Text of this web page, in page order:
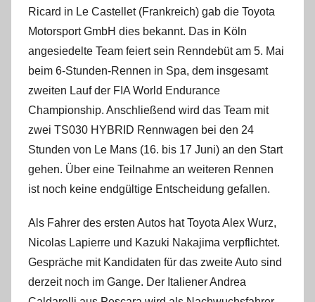
Ricard in Le Castellet (Frankreich) gab die Toyota
Motorsport GmbH dies bekannt. Das in Köln
angesiedelte Team feiert sein Renndebüt am 5. Mai
beim 6-Stunden-Rennen in Spa, dem insgesamt
zweiten Lauf der FIA World Endurance
Championship. Anschließend wird das Team mit
zwei TS030 HYBRID Rennwagen bei den 24
Stunden von Le Mans (16. bis 17 Juni) an den Start
gehen. Über eine Teilnahme an weiteren Rennen
ist noch keine endgültige Entscheidung gefallen.
Als Fahrer des ersten Autos hat Toyota Alex Wurz,
Nicolas Lapierre und Kazuki Nakajima verpflichtet.
Gespräche mit Kandidaten für das zweite Auto sind
derzeit noch im Gange. Der Italiener Andrea